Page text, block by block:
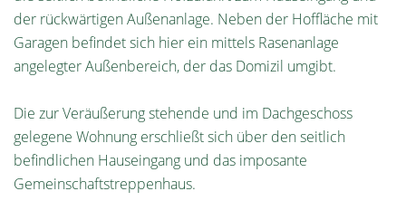
der rückwärtigen Außenanlage. Neben der Hoffläche mit
Garagen befindet sich hier ein mittels Rasenanlage
angelegter Außenbereich, der das Domizil umgibt.
Die zur Veräußerung stehende und im Dachgeschoss
gelegene Wohnung erschließt sich über den seitlich
befindlichen Hauseingang und das imposante
Gemeinschaftstreppenhaus.